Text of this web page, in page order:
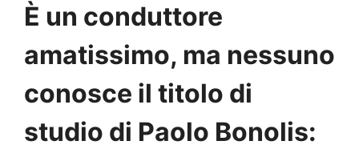
È un conduttore
amatissimo, ma nessuno
conosce il titolo di
studio di Paolo Bonolis: